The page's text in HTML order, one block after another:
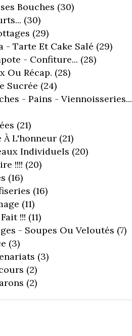
Bouches (30)
(30)
(29)
- Tarte Et Cake Salé (29)
- Confiture... (28)
Ou Récap. (28)
Sucrée (24)
- Pains - Viennoisseries...
(21)
À L'honneur (21)
Individuels (20)
!!!! (20)
(16)
(16)
(11)
!!! (11)
- Soupes Ou Veloutés (7)
(3)
(3)
(2)
(2)